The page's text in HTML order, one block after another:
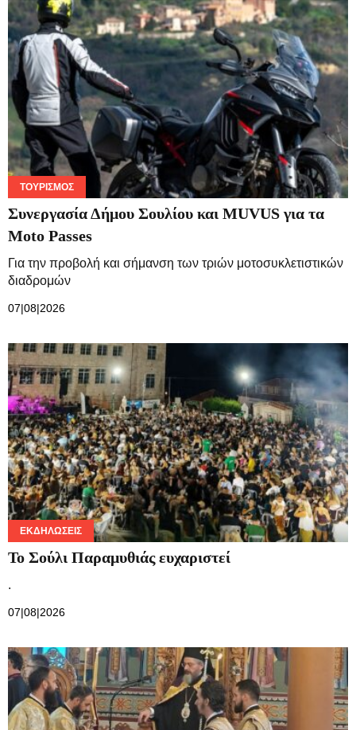
ΤΟΥΡΙΣΜΌΣ
Συνεργασία Δήμου Σουλίου και MUVUS για τα
Moto Passes
Για την προβολή και σήμανση των τριών μοτοσυκλετιστικών
διαδρομών
07|08|2026
ΕΚΔΗΛΏΣΕΙΣ
Το Σούλι Παραμυθιάς ευχαριστεί
.
07|08|2026